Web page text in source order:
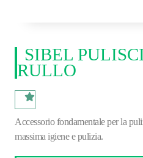
SIBEL
RULLO
Accessorio fondamentale per la
massima igiene e pulizia.